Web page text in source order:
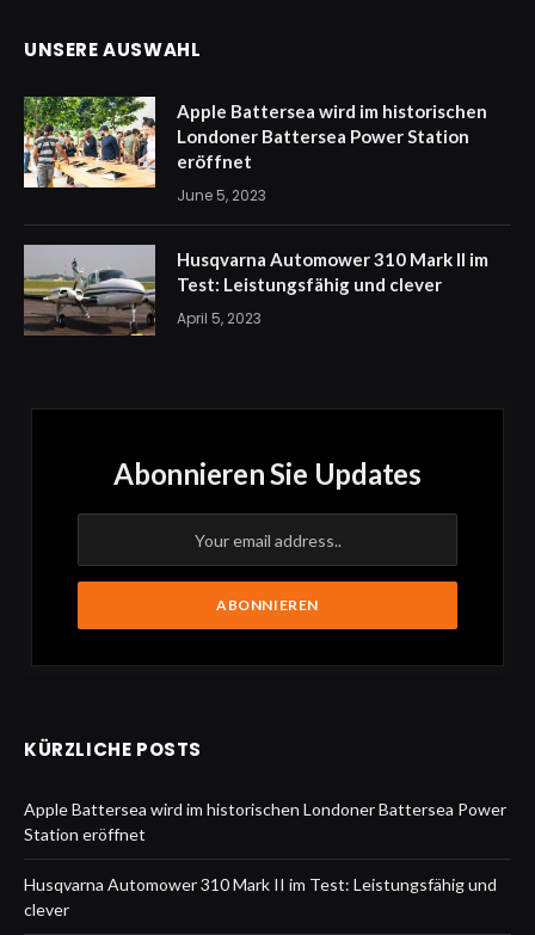
UNSERE AUSWAHL
Apple Battersea wird im historischen
Londoner Battersea Power Station
eröffnet
June 5, 2023
Husqvarna Automower 310 Mark II im
Test: Leistungsfähig und clever
April 5, 2023
Abonnieren Sie Updates
KÜRZLICHE POSTS
Apple Battersea wird im historischen Londoner Battersea Power
Station eröffnet
Husqvarna Automower 310 Mark II im Test: Leistungsfähig und
clever